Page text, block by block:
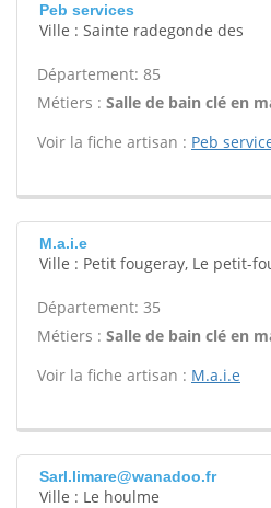
Peb services
Ville : Sainte radegonde des
Département: 85
Métiers : Salle de bain clé en
Voir la fiche artisan : Peb
M.a.i.e
Ville : Petit fougeray, Le petit-
Département: 35
Métiers : Salle de bain clé en
Voir la fiche artisan : M.a.i.e
Sarl.limare@wanadoo.fr
Ville : Le houlme